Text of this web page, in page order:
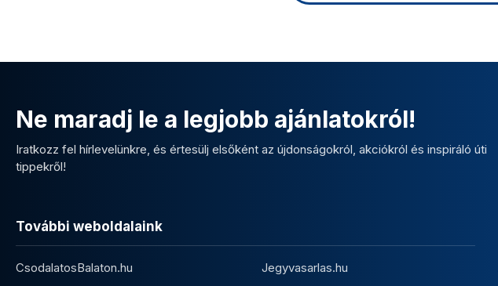
Ne maradj le a legjobb ajánlatokról!
Iratkozz fel hírlevelünkre, és értesülj elsőként az újdonságokról, akciókról és inspiráló úti
tippekről!
További weboldalaink
CsodalatosBalaton.hu Jegyvasarlas.hu